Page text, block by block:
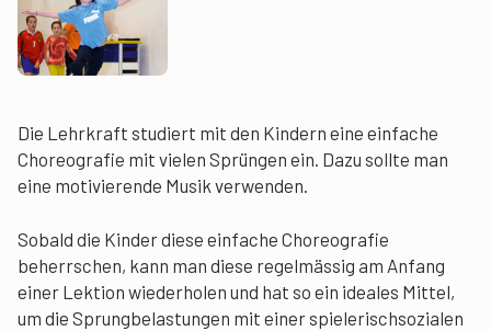
Die Lehrkraft studiert mit den Kindern eine einfache
Choreografie mit vielen Sprüngen ein. Dazu sollte man
eine motivierende Musik verwenden.
Sobald die Kinder diese einfache Choreografie
beherrschen, kann man diese regelmässig am Anfang
einer Lektion wiederholen und hat so ein ideales Mittel,
um die Sprungbelastungen mit einer spielerischsozialen